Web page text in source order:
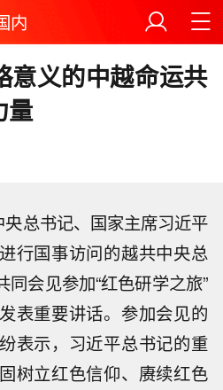
内
意义的中越命运共
量
总书记、国家主席习近平
行国事访问的越共中央总
会见参加“红色研学之旅”
表重要讲话。参加会见的
表示，习近平总书记的重
树立红色信仰、赓续红色